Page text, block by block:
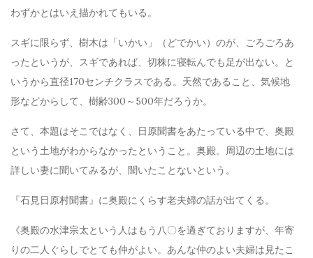
わずかとはいえ描かれてもいる。
スギに限らず、樹木は「いかい」（どでかい）のが、ごろごろあ
ったというが、スギであれば、切株に寝転んでも足が出ない。と
いうから直径170センチクラスである。天然であること、気候地
形などからして、樹齢300～500年だろうか。
さて、本題はそこではなく、日原聞書をあたっている中で、奥殿
という土地がわからなかったということ。奥殿。周辺の土地には
詳しい妻に聞いてみるが、聞いたことないという。
『石見日原村聞書』に奥殿にくらす老夫婦の話が出てくる。
《奥殿の水津宗太という人はもう八〇を過ぎておりますが、年寄
りの二人ぐらしでとても仲がよい。あんな仲のよい夫婦は見たこ